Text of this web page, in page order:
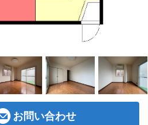
お問い合わせ